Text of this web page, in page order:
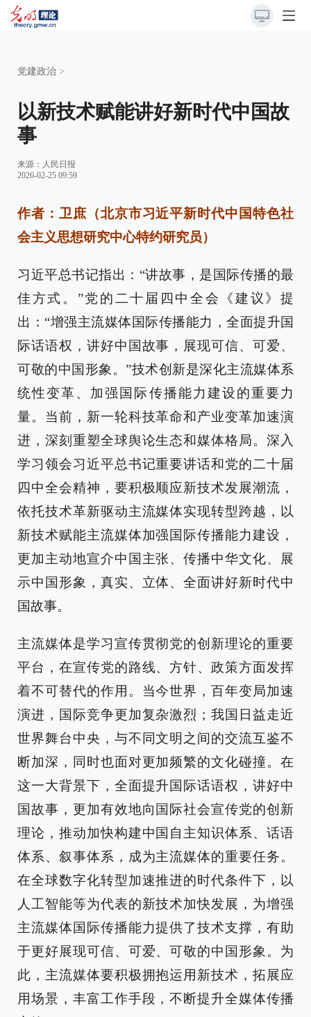
党建政治 >
以新技术赋能讲好新时代中国故
事
来源： 人民日报
2026-02-25 09:59
作者：卫庶（北京市习近平新时代中国特色社
会主义思想研究中心特约研究员）
习近平总书记指出：“讲故事，是国际传播的最
佳方式。”党的二十届四中全会《建议》提
出：“增强主流媒体国际传播能力，全面提升国
际话语权，讲好中国故事，展现可信、可爱、
可敬的中国形象。”技术创新是深化主流媒体系
统性变革、加强国际传播能力建设的重要力
量。当前，新一轮科技革命和产业变革加速演
进，深刻重塑全球舆论生态和媒体格局。深入
学习领会习近平总书记重要讲话和党的二十届
四中全会精神，要积极顺应新技术发展潮流，
依托技术革新驱动主流媒体实现转型跨越，以
新技术赋能主流媒体加强国际传播能力建设，
更加主动地宣介中国主张、传播中华文化、展
示中国形象，真实、立体、全面讲好新时代中
国故事。
主流媒体是学习宣传贯彻党的创新理论的重要
平台，在宣传党的路线、方针、政策方面发挥
着不可替代的作用。当今世界，百年变局加速
演进，国际竞争更加复杂激烈；我国日益走近
世界舞台中央，与不同文明之间的交流互鉴不
断加深，同时也面对更加频繁的文化碰撞。在
这一大背景下，全面提升国际话语权，讲好中
国故事，更加有效地向国际社会宣传党的创新
理论，推动加快构建中国自主知识体系、话语
体系、叙事体系，成为主流媒体的重要任务。
在全球数字化转型加速推进的时代条件下，以
人工智能等为代表的新技术加快发展，为增强
主流媒体国际传播能力提供了技术支撑，有助
于更好展现可信、可爱、可敬的中国形象。为
此，主流媒体要积极拥抱运用新技术，拓展应
用场景，丰富工作手段，不断提升全媒体传播